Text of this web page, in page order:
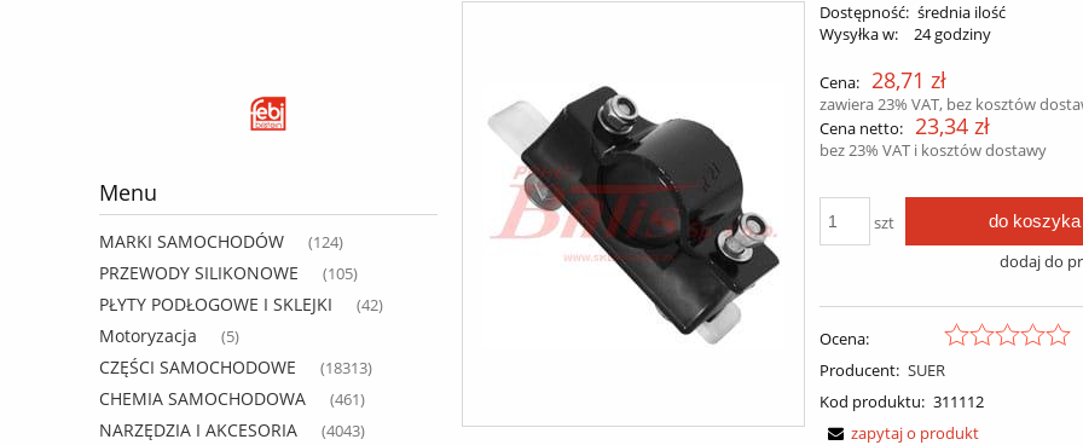
Menu
MARKI SAMOCHODÓW (124)
PRZEWODY SILIKONOWE (105)
PŁYTY PODŁOGOWE I SKLEJKI (42)
Motoryzacja (5)
CZĘŚCI SAMOCHODOWE (18313)
CHEMIA SAMOCHODOWA (461)
NARZĘDZIA I AKCESORIA (4043)
Dostępność: średnia ilość
Wysyłka w:
24 godziny
Cena: 28,71 zł
zawiera 23% VAT, bez kosztów
Cena netto: 23,34 zł
bez 23% VAT i kosztów dostawy
szt do koszyka
dodaj do
Ocena:
Producent: SUER
Kod produktu: 311112
zapytaj o produkt